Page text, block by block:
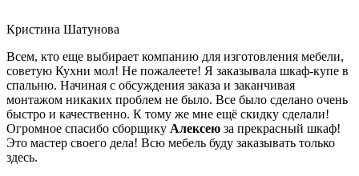
Кристина Шатунова
Всем, кто еще выбирает компанию для изготовления мебели,
советую Кухни мол! Не пожалеете! Я заказывала шкаф-купе в
спальню. Начиная с обсуждения заказа и заканчивая
монтажом никаких проблем не было. Все было сделано очень
быстро и качественно. К тому же мне ещё скидку сделали!
Огромное спасибо сборщику Алексею за прекрасный шкаф!
Это мастер своего дела! Всю мебель буду заказывать только
здесь.